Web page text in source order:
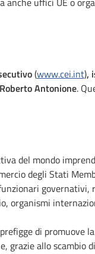
(www.cei.int),
Roberto Antonione.
del mondo
degli Stati
governativi,
organismi
di promuove
grazie allo scambio